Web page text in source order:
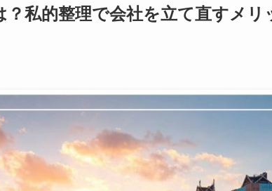
？私的整理で会社を立て直すメ